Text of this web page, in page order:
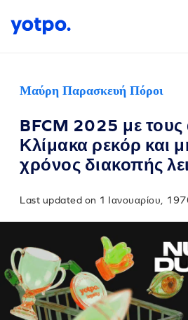
Μαύρη Παρασκευή Πόροι
BFCM 2025 με τους
Κλίμακα ρεκόρ και
χρόνος διακοπής
Last updated on 1 Ιανουαρίου,